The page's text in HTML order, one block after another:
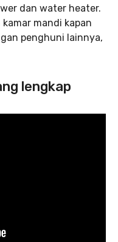
dan water heater.
mandi kapan
penghuni lainnya,
lengkap